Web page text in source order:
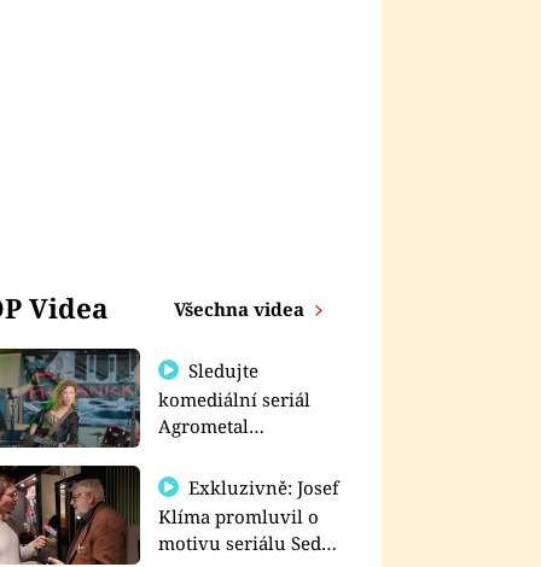
Videa Všechna videa
Sledujte
komediální seriál
Agrometal
prima+
Exkluzivně: Josef
Klíma promluvil o
motivu seriálu Sedm